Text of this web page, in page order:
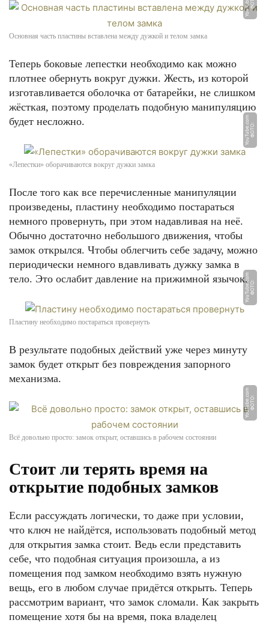
Основная часть пластины вставлена между дужкой и телом замка
Теперь боковые лепестки необходимо как можно
плотнее обернуть вокруг дужки. Жесть, из которой
изготавливается оболочка от батарейки, не слишком
жёсткая, поэтому проделать подобную манипуляцию
будет несложно.
Ф
О
Т
О:
Y
o
u
T
u
b
e.
c
o
m
«Лепестки» оборачиваются вокруг дужки замка
После того как все перечисленные манипуляции
произведены, пластину необходимо постараться
немного провернуть, при этом надавливая на неё.
Обычно достаточно небольшого движения, чтобы
замок открылся. Чтобы облегчить себе задачу, можно
периодически немного вдавливать дужку замка в
тело. Это ослабит давление на прижимной язычок.
Ф
О
Т
О:
Y
o
u
T
u
b
e.
c
o
m
Пластину необходимо постараться провернуть
В результате подобных действий уже через минуту
замок будет открыт без повреждения запорного
механизма.
Ф
О
Т
О:
Y
o
u
T
u
b
e.
c
o
m
Всё довольно просто: замок открыт, оставшись в рабочем состоянии
Стоит ли терять время на
открытие подобных замков
Если рассуждать логически, то даже при условии,
что ключ не найдётся, использовать подобный метод
для открытия замка стоит. Ведь если представить
себе, что подобная ситуация произошла, а из
помещения под замком необходимо взять нужную
вещь, его в любом случае придётся открыть. Теперь
рассмотрим вариант, что замок сломали. Как закрыть
помещение хотя бы на время, пока владелец